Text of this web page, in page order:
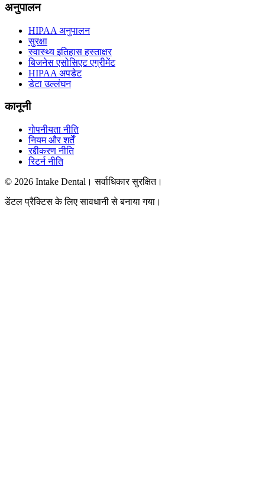
अनुपालन
HIPAA अनुपालन
सुरक्षा
स्वास्थ्य इतिहास हस्ताक्षर
बिजनेस एसोसिएट एग्रीमेंट
HIPAA अपडेट
डेटा उल्लंघन
कानूनी
गोपनीयता नीति
नियम और शर्तें
रद्दीकरण नीति
रिटर्न नीति
© 2026 Intake Dental। सर्वाधिकार सुरक्षित।
डेंटल प्रैक्टिस के लिए सावधानी से बनाया गया।